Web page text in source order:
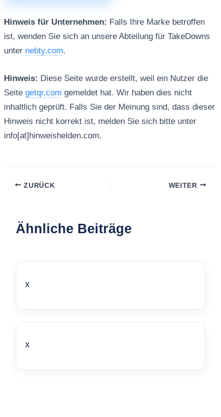
Hinweis für Unternehmen: Falls Ihre Marke betroffen
ist, wenden Sie sich an unsere Abteilung für TakeDowns
unter nebty.com.
Hinweis: Diese Seite wurde erstellt, weil ein Nutzer die
Seite getqr.com gemeldet hat. Wir haben dies nicht
inhaltlich geprüft. Falls Sie der Meinung sind, dass dieser
Hinweis nicht korrekt ist, melden Sie sich bitte unter
info[at]hinweishelden.com.
ZURÜCK WEITER
Ähnliche Beiträge
x
x